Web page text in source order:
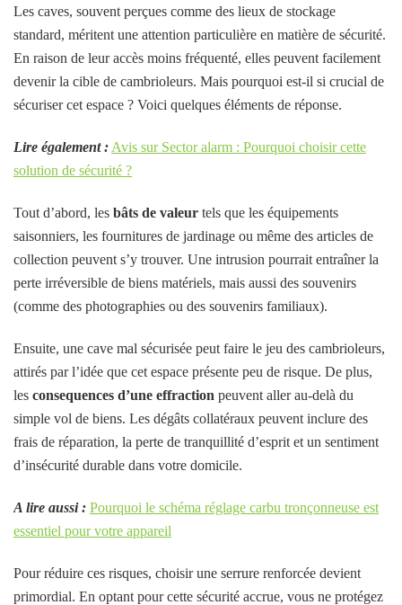
Les caves, souvent perçues comme des lieux de stockage
standard, méritent une attention particulière en matière de sécurité.
En raison de leur accès moins fréquenté, elles peuvent facilement
devenir la cible de cambrioleurs. Mais pourquoi est-il si crucial de
sécuriser cet espace ? Voici quelques éléments de réponse.
Lire également : Avis sur Sector alarm : Pourquoi choisir cette
solution de sécurité ?
Tout d’abord, les bâts de valeur tels que les équipements
saisonniers, les fournitures de jardinage ou même des articles de
collection peuvent s’y trouver. Une intrusion pourrait entraîner la
perte irréversible de biens matériels, mais aussi des souvenirs
(comme des photographies ou des souvenirs familiaux).
Ensuite, une cave mal sécurisée peut faire le jeu des cambrioleurs,
attirés par l’idée que cet espace présente peu de risque. De plus,
les consequences d’une effraction peuvent aller au-delà du
simple vol de biens. Les dégâts collatéraux peuvent inclure des
frais de réparation, la perte de tranquillité d’esprit et un sentiment
d’insécurité durable dans votre domicile.
A lire aussi : Pourquoi le schéma réglage carbu tronçonneuse est
essentiel pour votre appareil
Pour réduire ces risques, choisir une serrure renforcée devient
primordial. En optant pour cette sécurité accrue, vous ne protégez